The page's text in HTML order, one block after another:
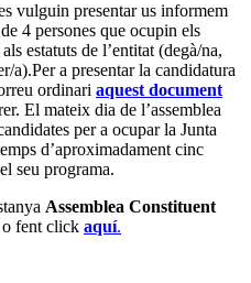
vulguin presentar us informem
4 persones que ocupin els
estatuts de l’entitat (degà/na,
a).Per a presentar la candidatura
ordinari aquest document
El mateix dia de l’assemblea
per a ocupar la Junta
d’aproximadament cinc
seu programa.
Assemblea Constituent
fent click aquí.